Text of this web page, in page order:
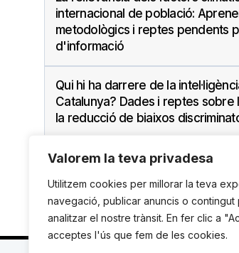
Valorem la teva privadesa
Utilitzem cookies per millorar la teva
navegació, publicar anuncis o contingut
analitzar el nostre trànsit. En fer clic a
acceptes l'ús que fem de les cookies.
internacional de població:
metodològics i reptes pendents
d'informació
Qui hi ha darrere de la
Catalunya? Dades i reptes sobre
la reducció de biaixos